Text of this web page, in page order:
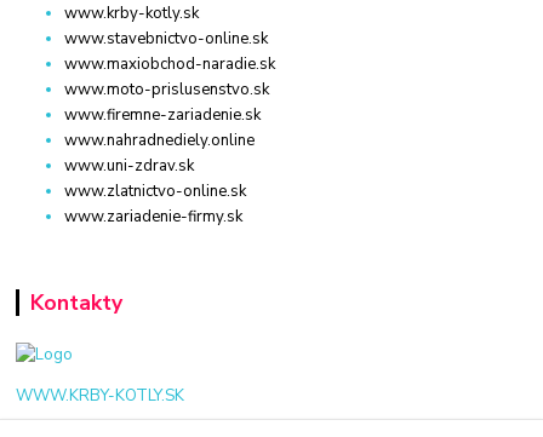
www.krby-kotly.sk
www.stavebnictvo-online.sk
www.maxiobchod-naradie.sk
www.moto-prislusenstvo.sk
www.firemne-zariadenie.sk
www.nahradnediely.online
www.uni-zdrav.sk
www.zlatnictvo-online.sk
www.zariadenie-firmy.sk
Kontakty
WWW.KRBY-KOTLY.SK